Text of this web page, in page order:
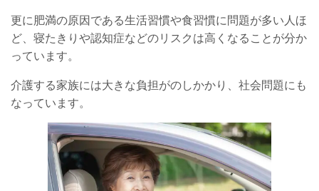
更に肥満の原因である生活習慣や食習慣に問題が多い人ほ
ど、寝たきりや認知症などのリスクは高くなることが分か
っています。
介護する家族には大きな負担がのしかかり、社会問題にも
なっています。